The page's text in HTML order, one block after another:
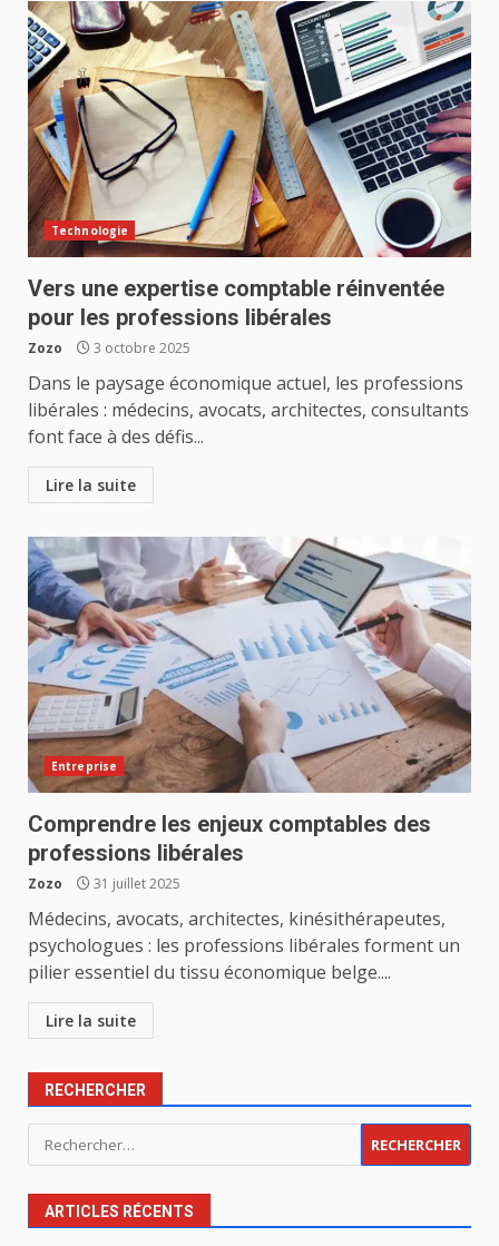
Technologie
Vers une expertise comptable réinventée
pour les professions libérales
Zozo 3 octobre 2025
Dans le paysage économique actuel, les professions
libérales : médecins, avocats, architectes, consultants
font face à des défis...
Lire la suite
Entreprise
Comprendre les enjeux comptables des
professions libérales
Zozo 31 juillet 2025
Médecins, avocats, architectes, kinésithérapeutes,
psychologues : les professions libérales forment un
pilier essentiel du tissu économique belge....
Lire la suite
RECHERCHER
Rechercher :
ARTICLES RÉCENTS